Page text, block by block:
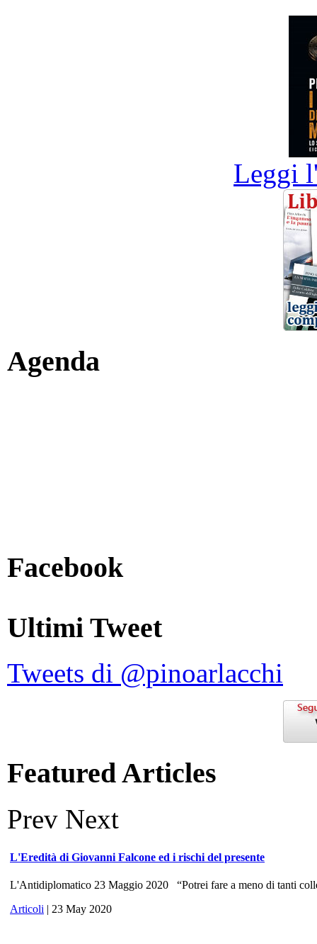
Leggi
Agenda
Facebook
Ultimi Tweet
Tweets di @pinoarlacchi
Featured Articles
Prev Next
L'Eredità di Giovanni Falcone ed i rischi del presente
L'Antidiplomatico 23 Maggio 2020 “Potrei fare a meno di tanti
Articoli | 23 May 2020